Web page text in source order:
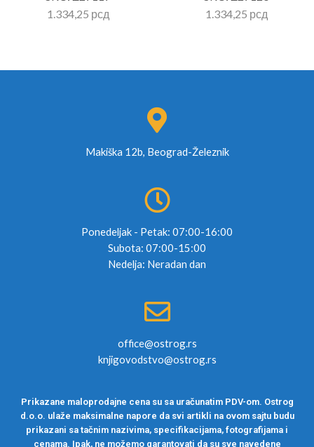
1.334,25 рсд
1.334,25 рсд
Makiška 12b, Beograd-Železnik
Ponedeljak - Petak: 07:00-16:00
Subota: 07:00-15:00
Nedelja: Neradan dan
office@ostrog.rs
knjigovodstvo@ostrog.rs
Prikazane maloprodajne cena su sa uračunatim PDV-om. Ostrog
d.o.o. ulaže maksimalne napore da svi artikli na ovom sajtu budu
prikazani sa tačnim nazivima, specifikacijama, fotografijama i
cenama. Ipak, ne možemo garantovati da su sve navedene